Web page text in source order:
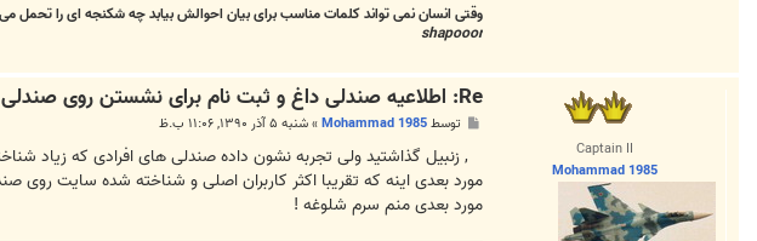
وقتی انسان نمی تواند کلمات مناسب برای بیان احوالش بیابد چه شکنجه ای را تحمل
shapooor
Captain II
Mohammad 1985
Re: اطلاعیه صندلی داغ و ثبت نام برای نشستن روی صندلی
ت
توسطMohammad 1985
»شنبه ۵ آذر ۱۳۹۰, ۱۱:۰۶ ب.ظ
, زنبیل گذاشتید ولی تجربه نشون داده صندلی های افرادی که زیاد
مورد بعدی اینه که تقریبا اکثر کاربران اصلی و شناخته شده سایت
مورد بعدی منم سرم شلوغه !